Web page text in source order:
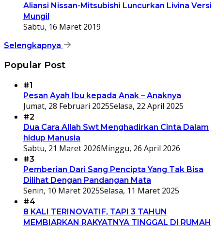
Aliansi Nissan-Mitsubishi Luncurkan Livina Versi
Mungil
Sabtu, 16 Maret 2019
Selengkapnya
Popular Post
#1
Pesan Ayah Ibu kepada Anak – Anaknya
Jumat, 28 Februari 2025Selasa, 22 April 2025
#2
Dua Cara Allah Swt Menghadirkan Cinta Dalam
hidup Manusia
Sabtu, 21 Maret 2026Minggu, 26 April 2026
#3
Pemberian Dari Sang Pencipta Yang Tak Bisa
Dilihat Dengan Pandangan Mata
Senin, 10 Maret 2025Selasa, 11 Maret 2025
#4
8 KALI TERINOVATIF, TAPI 3 TAHUN
MEMBIARKAN RAKYATNYA TINGGAL DI RUMAH